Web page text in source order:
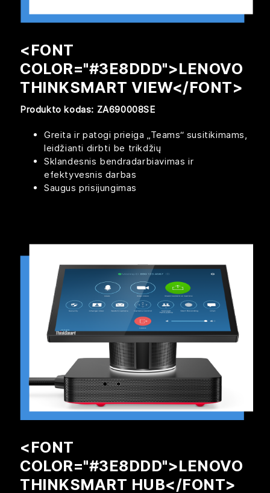
<FONT
COLOR="#3E8DDD">LENOVO
THINKSMART VIEW</FONT>
Produkto kodas: ZA690008SE
Greita ir patogi prieiga „Teams“ susitikimams,
leidžianti dirbti be trikdžių
Sklandesnis bendradarbiavimas ir
efektyvesnis darbas​
Saugus prisijungimas
<FONT
COLOR="#3E8DDD">LENOVO
THINKSMART HUB</FONT>